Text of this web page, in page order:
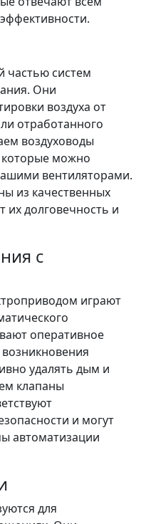
частью систем
Они
воздуха от
отработанного
воздуховоды
которые можно
вентиляторами.
из качественных
их долговечность и
с
играют
оперативное
удалять дым и
клапаны
и могут
автоматизации
для